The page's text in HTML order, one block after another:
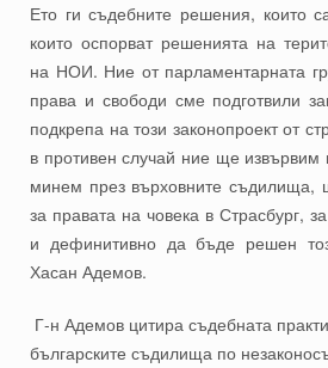
Ето ги съдебните решения, които
които оспорват решенията на
на НОИ. Ние от парламентарната
права и свободи сме подготвили
подкрепа на този законопроект от
в противен случай ние ще
минем през върховните
за правата на човека в Страсбург,
и дефинитивно да бъде решен
Хасан Адемов.
Г-н Адемов цитира съдебната
българските съдилища по